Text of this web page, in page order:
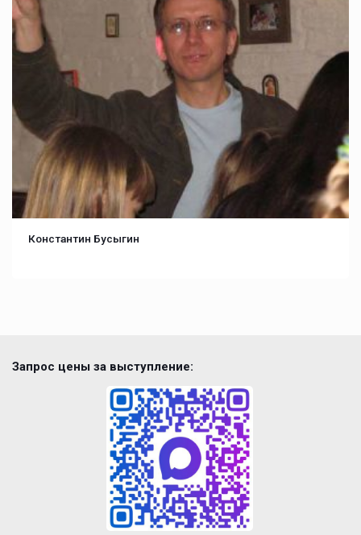
Константин Бусыгин
Запрос цены за выступление: